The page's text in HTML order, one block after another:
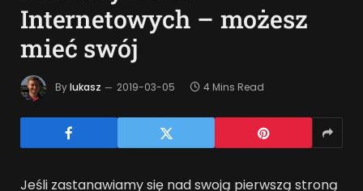
Internetowych – możesz
mieć swój
Bylukasz 2019-03-05 4 Mins Read
Jeśli zastanawiamy się nad swoją pierwszą stroną